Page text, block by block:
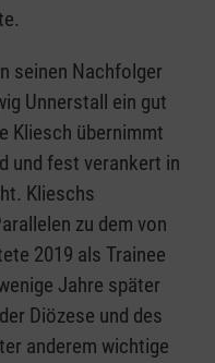
seinen Nachfolger
Unnerstall ein gut
Kliesch übernimmt
und fest verankert in
Klieschs
zu dem von
2019 als Trainee
Jahre später
Diözese und des
anderem wichtige